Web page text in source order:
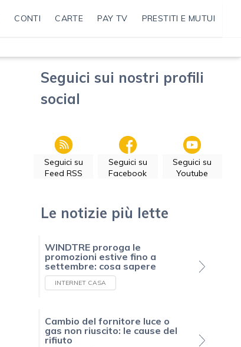
CONTI CARTE PAY TV PRESTITI E MUTUI
Seguici sui nostri profili
social
Seguici su
Feed RSS
Seguici su
Facebook
Seguici su
Youtube
Le notizie più lette
WINDTRE proroga le
promozioni estive fino a
settembre: cosa sapere
INTERNET CASA
Cambio del fornitore luce o
gas non riuscito: le cause del
rifiuto